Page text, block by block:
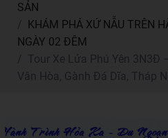
SẢN
KHÁM PHÁ XỨ NẪU TRÊN
NGÀY 02 ĐÊM
Tour Xe Lửa Phú Yên 3N3Đ
Vân Hòa, Gành Đá Dĩa, Tháp